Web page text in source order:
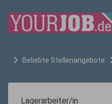
Beliebte Stellenangebote